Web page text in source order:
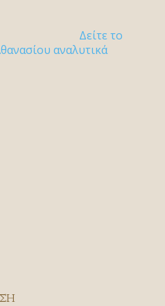
Δείτε το
αναλυτικά